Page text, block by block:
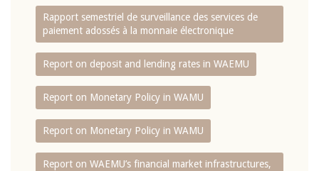
Rapport semestriel de surveillance des services de
paiement adossés à la monnaie électronique
Report on deposit and lending rates in WAEMU
Report on Monetary Policy in WAMU
Report on Monetary Policy in WAMU
Report on WAEMU’s financial market infrastructures,